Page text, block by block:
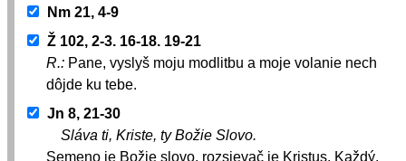
Nm 21, 4-9
Ž 102, 2-3. 16-18. 19-21
R.: Pane, vyslyš moju modlitbu a moje volanie nech
dôjde ku tebe.
Jn 8, 21-30
Sláva ti, Kriste, ty Božie Slovo.
Semeno je Božie slovo, rozsievač je Kristus. Každý,